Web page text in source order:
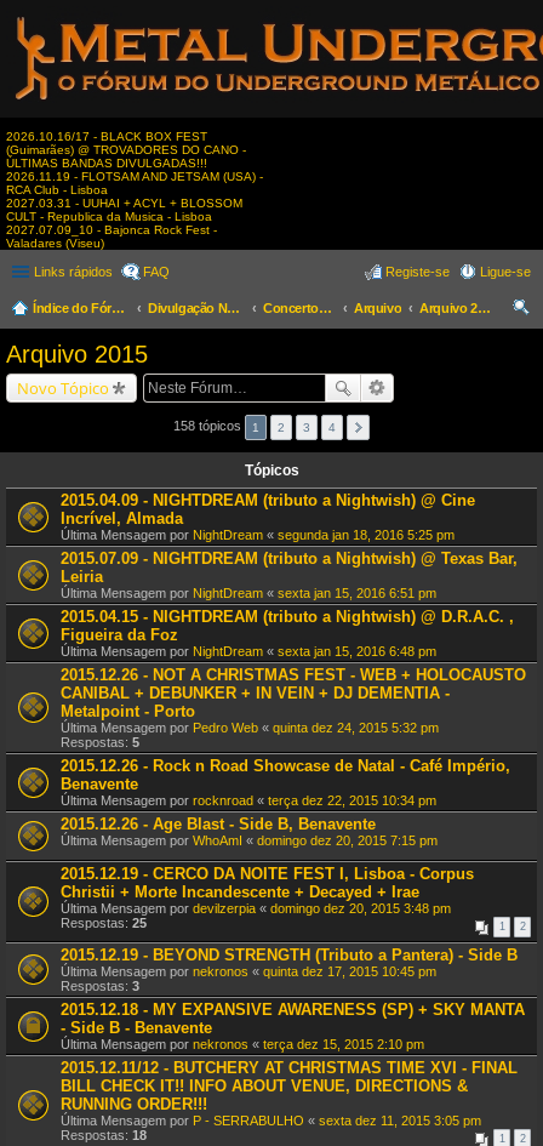
2026.10.16/17 - BLACK BOX FEST
(Guimarães) @ TROVADORES DO CANO -
ÚLTIMAS BANDAS DIVULGADAS!!!
2026.11.19 - FLOTSAM AND JETSAM (USA) -
RCA Club - Lisboa
2027.03.31 - UUHAI + ACYL + BLOSSOM
CULT - Republica da Musica - Lisboa
2027.07.09_10 - Bajonca Rock Fest -
Valadares (Viseu)
Links rápidos FAQ Ligue-se
Registe-se
Índice do Fórum Divulgação Nacional Concertos & Eventos Arquivo
Arquivo 2015
Arquivo 2015
Novo Tópico
158 tópicos 1 2 3 4
Tópicos
2015.04.09 - NIGHTDREAM (tributo a Nightwish) @ Cine
Incrível, Almada
Última Mensagem por NightDream « segunda jan 18, 2016 5:25 pm
2015.07.09 - NIGHTDREAM (tributo a Nightwish) @ Texas Bar,
Leiria
Última Mensagem por NightDream « sexta jan 15, 2016 6:51 pm
2015.04.15 - NIGHTDREAM (tributo a Nightwish) @ D.R.A.C. ,
Figueira da Foz
Última Mensagem por NightDream « sexta jan 15, 2016 6:48 pm
2015.12.26 - NOT A CHRISTMAS FEST - WEB + HOLOCAUSTO
CANIBAL + DEBUNKER + IN VEIN + DJ DEMENTIA -
Metalpoint - Porto
Última Mensagem por Pedro Web « quinta dez 24, 2015 5:32 pm
Respostas: 5
2015.12.26 - Rock n Road Showcase de Natal - Café Império,
Benavente
Última Mensagem por rocknroad « terça dez 22, 2015 10:34 pm
2015.12.26 - Age Blast - Side B, Benavente
Última Mensagem por WhoAmI « domingo dez 20, 2015 7:15 pm
2015.12.19 - CERCO DA NOITE FEST I, Lisboa - Corpus
Christii + Morte Incandescente + Decayed + Irae
Última Mensagem por devilzerpia « domingo dez 20, 2015 3:48 pm
Respostas: 25 1 2
2015.12.19 - BEYOND STRENGTH (Tributo a Pantera) - Side B
Última Mensagem por nekronos « quinta dez 17, 2015 10:45 pm
Respostas: 3
2015.12.18 - MY EXPANSIVE AWARENESS (SP) + SKY MANTA
- Side B - Benavente
Última Mensagem por nekronos « terça dez 15, 2015 2:10 pm
2015.12.11/12 - BUTCHERY AT CHRISTMAS TIME XVI - FINAL
BILL CHECK IT!! INFO ABOUT VENUE, DIRECTIONS &
RUNNING ORDER!!!
Última Mensagem por P - SERRABULHO « sexta dez 11, 2015 3:05 pm
Respostas: 18 1 2